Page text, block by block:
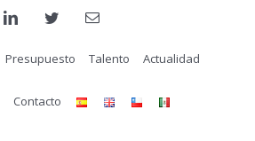
linkedintwitter Correo
Presupuesto Talento Actualidad
Contacto